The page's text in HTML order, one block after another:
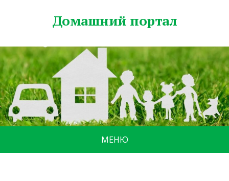
Домашний портал
МЕНЮ